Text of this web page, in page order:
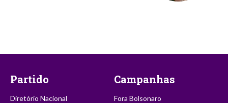
Partido
Diretório Nacional
Campanhas
Fora Bolsonaro